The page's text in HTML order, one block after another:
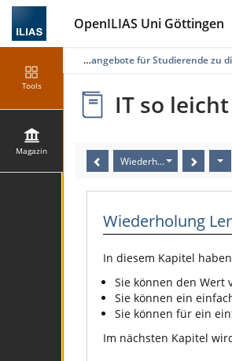
OpenILIAS Uni Göttingen
Tools
Magazin
Selbstlernangebote für Studierende
IT so
Wiederholung Lernziele
Wiederholung
In diesem Kapitel
Sie können den
Sie können ein
Sie können für ein
Im nächsten Kapitel